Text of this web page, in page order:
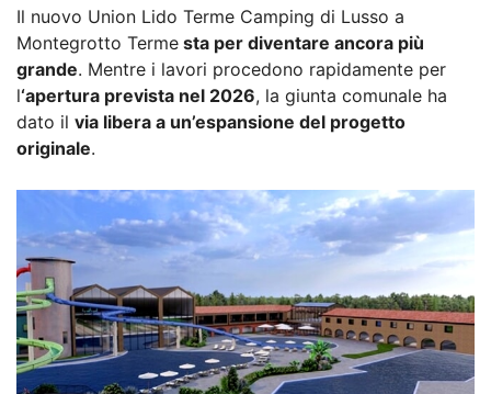
Il nuovo Union Lido Terme Camping di Lusso a
Montegrotto Terme sta per diventare ancora più
grande. Mentre i lavori procedono rapidamente per
l‘apertura prevista nel 2026, la giunta comunale ha
dato il via libera a un’espansione del progetto
originale.